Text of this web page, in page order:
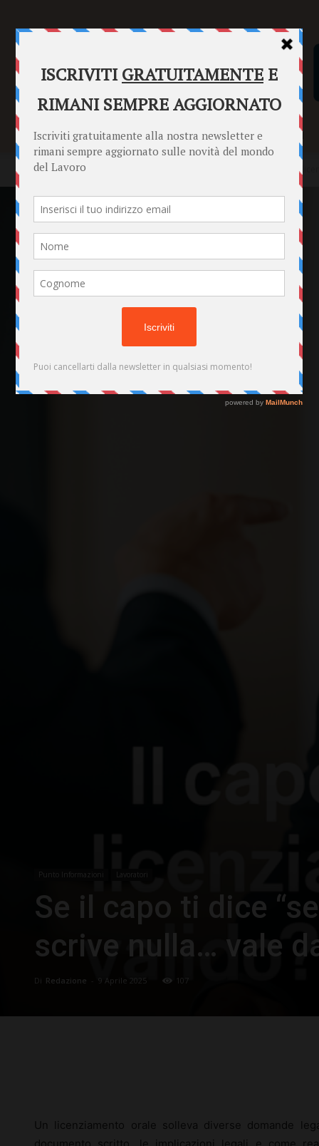
SENTENZE FORMULARI PUNTO INFORMAZIONI
Home Punto Informazioni Se il capo ti dice “sei
Punto Informazioni Lavoratori
Se il capo ti dice
scrive nulla… vale
Di Redazione 9 Aprile 2025 107
Un licenziamento orale solleva diverse domande